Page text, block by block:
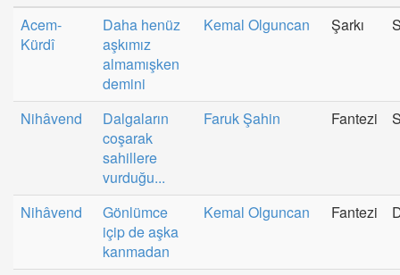
Acem-
Kürdî
Daha henüz
aşkımız
almamışken
demini
Kemal Olguncan Şarkı
Nihâvend
Dalgaların
coşarak
sahillere
vurduğu...
Faruk Şahin Fantezi
Nihâvend
Gönlümce
içip de aşka
kanmadan
Kemal Olguncan Fantezi